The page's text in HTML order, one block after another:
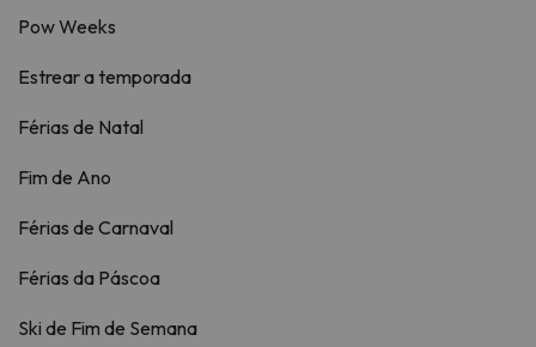
Pow Weeks
Estrear a temporada
Férias de Natal
Fim de Ano
Férias de Carnaval
Férias da Páscoa
Ski de Fim de Semana